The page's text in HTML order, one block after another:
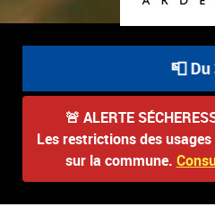
📮
🚨 ALERTE
Les restrictions des
sur la commune.